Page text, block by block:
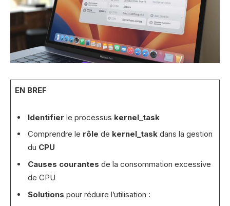
EN BREF
Identifier le processus kernel_task
Comprendre le rôle de kernel_taskdans la gestion
du CPU
Causes courantes de la consommation excessive
de CPU
Solutions pour réduire l’utilisation :